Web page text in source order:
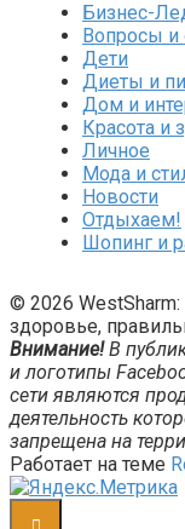
Бизнес-
Вопросы и
Дети
Диеты и
Дом и
Красота и
Личное
Мода и
Новости
Отдыхаем!
Шопинг и
© 2026
здоровье,
Внимание!В
и логотипы
сети являются
деятельность
запрещена на
Работает на теме